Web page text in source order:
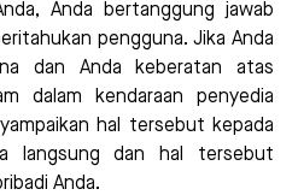
Anda bertanggung jawab
pengguna. Jika Anda
dan Anda keberatan atas
dalam kendaraan penyedia
hal tersebut kepada
langsung dan hal tersebut
Anda.